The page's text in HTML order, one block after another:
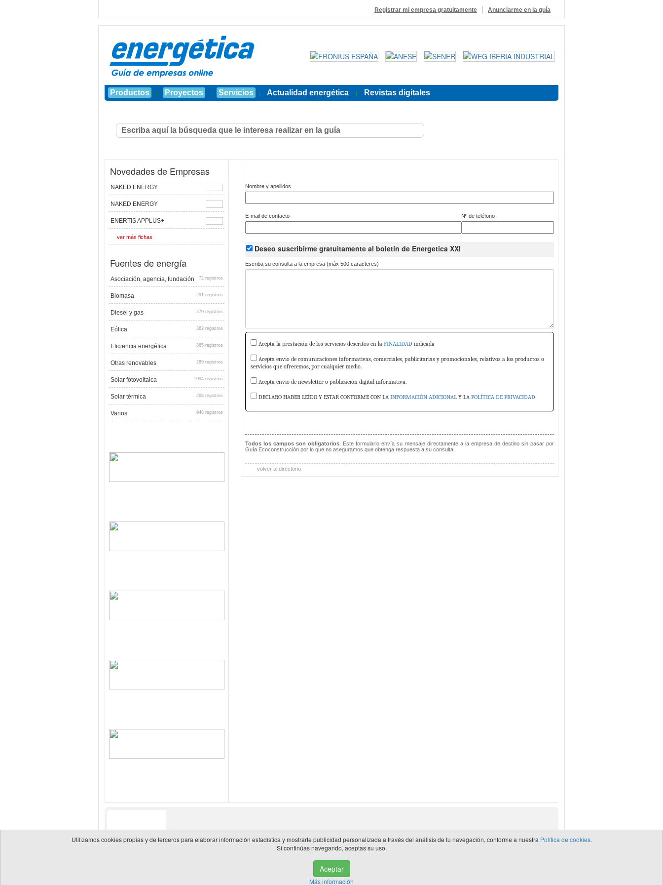
Registrar mi empresa gratuitamente | Anunciarme en la guía
Productos | Proyectos | Servicios | Actualidad energética | Revistas digitales
Novedades de Empresas
NAKED ENERGY
NAKED ENERGY
ENERTIS APPLUS+
ver más fichas
Fuentes de energía
Asociación, agencia, fundación 72 registros
Biomasa 291 registros
Diesel y gas 270 registros
Eólica 362 registros
Eficiencia energética 885 registros
Otras renovables 289 registros
Solar fotovoltaica 1094 registros
Solar térmica 268 registros
Varios 948 registros
Nombre y apellidos
E-mail de contacto Nº de teléfono
Deseo suscribirme gratuitamente al boletín de Energetica XXI
Escriba su consulta a la empresa (máx 500 caracteres)
Acepta la prestación de los servicios descritos en la FINALIDAD indicada
Acepta envío de comunicaciones informativas, comerciales, publicitarias y promocionales, relativos a los productos o
servicios que ofrecemos, por cualquier medio.
Acepta envio de newsletter o publicación digital informativa.
DECLARO HABER LEÍDO Y ESTAR CONFORME CON LA INFORMACIÓN ADICIONAL Y LA POLÍTICA DE PRIVACIDAD
Todos los campos son obligatorios . Este formulario envía su mensaje directamente a la empresa de destino sin pasar por
Guía Ecoconstrucción por lo que no aseguramos que obtenga respuesta a su consulta.
volver al directorio
Utilizamos cookies propias y de terceros para elaborar información estadística y mostrarte publicidad personalizada a través del análisis de tu navegación, conforme a nuestra Política de cookies.
Si continúas navegando, aceptas su uso.
Aceptar
Más información
Aviso legal | Información adicional